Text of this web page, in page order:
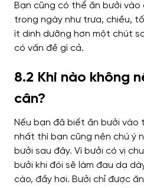
Bạn cũng có thể ăn bưởi
trong ngày như trưa, chiều,
ít dinh dưỡng hơn một chút
có vấn đề gì cả.
8.2 Khi nào không
cân?
Nếu bạn đã biết ăn bưởi vào
nhất thì bạn cũng nên chú ý
bưởi sau đây. Vì bưởi có vị
bưởi khi đói sẽ làm đau dạ
cào, đầy hơi. Bưởi chỉ được